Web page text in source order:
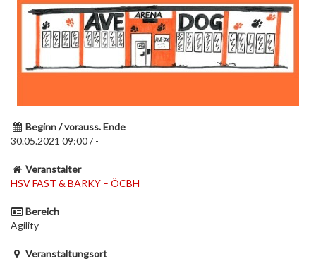
Beginn / vorauss. Ende
30.05.2021 09:00 / -
Veranstalter
HSV FAST & BARKY – ÖCBH
Bereich
Agility
Veranstaltungsort